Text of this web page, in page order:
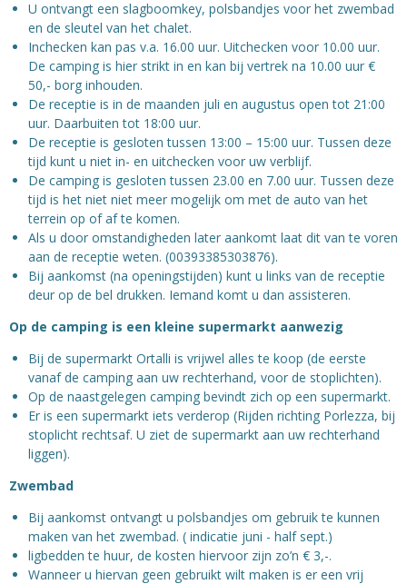
U ontvangt een slagboomkey, polsbandjes voor het zwembad
en de sleutel van het chalet.
Inchecken kan pas v.a. 16.00 uur. Uitchecken voor 10.00 uur.
De camping is hier strikt in en kan bij vertrek na 10.00 uur €
50,- borg inhouden.
De receptie is in de maanden juli en augustus open tot 21:00
uur. Daarbuiten tot 18:00 uur.
De receptie is gesloten tussen 13:00 – 15:00 uur. Tussen deze
tijd kunt u niet in- en uitchecken voor uw verblijf.
De camping is gesloten tussen 23.00 en 7.00 uur. Tussen deze
tijd is het niet niet meer mogelijk om met de auto van het
terrein op of af te komen.
Als u door omstandigheden later aankomt laat dit van te voren
aan de receptie weten. (00393385303876).
Bij aankomst (na openingstijden) kunt u links van de receptie
deur op de bel drukken. Iemand komt u dan assisteren.
Op de camping is een kleine supermarkt aanwezig
Bij de supermarkt Ortalli is vrijwel alles te koop (de eerste
vanaf de camping aan uw rechterhand, voor de stoplichten).
Op de naastgelegen camping bevindt zich op een supermarkt.
Er is een supermarkt iets verderop (Rijden richting Porlezza, bij
stoplicht rechtsaf. U ziet de supermarkt aan uw rechterhand
liggen).
Zwembad
Bij aankomst ontvangt u polsbandjes om gebruik te kunnen
maken van het zwembad. ( indicatie juni - half sept.)
ligbedden te huur, de kosten hiervoor zijn zo’n € 3,-.
Wanneer u hiervan geen gebruikt wilt maken is er een vrij